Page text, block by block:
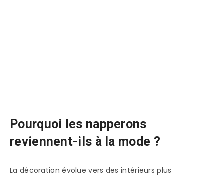
Pourquoi les napperons
reviennent-ils à la mode ?
La décoration évolue vers des intérieurs plus